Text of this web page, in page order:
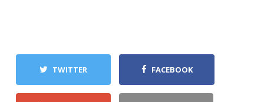
TWITTER FACEBOOK